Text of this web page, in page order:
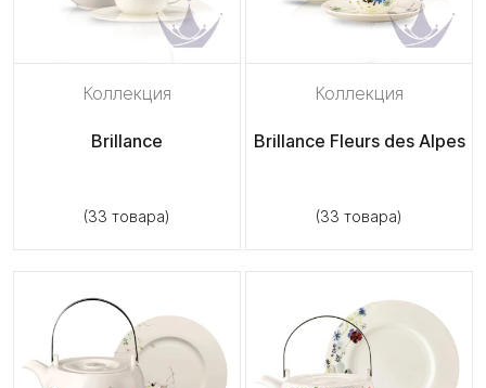
Коллекция
Brillance
(33 товара)
Коллекция
Brillance Fleurs des Alpes
(33 товара)